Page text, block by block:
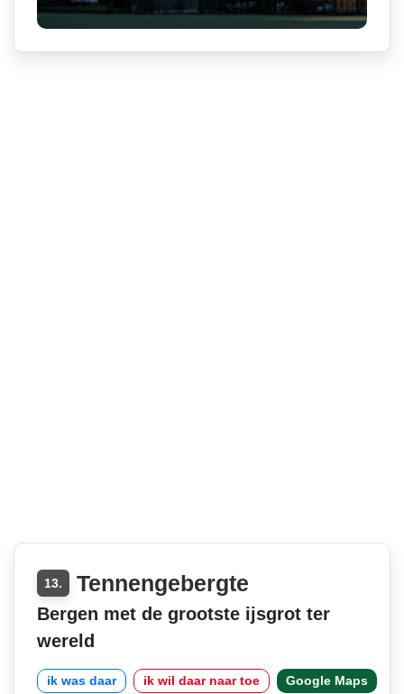
13. Tennengebergte
Bergen met de grootste ijsgrot ter
wereld
ik was daar ik wil daar naar toe Google Maps